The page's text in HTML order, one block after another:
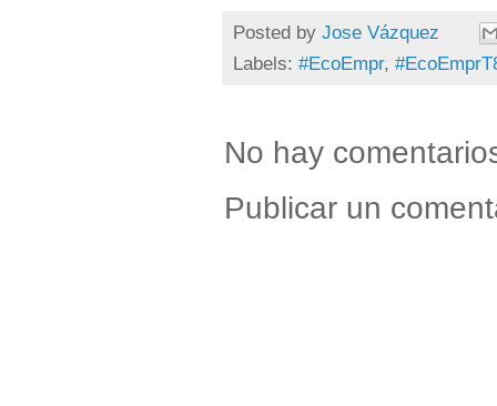
Posted by Jose Vázquez
Labels: #EcoEmpr,
No hay
Publicar un